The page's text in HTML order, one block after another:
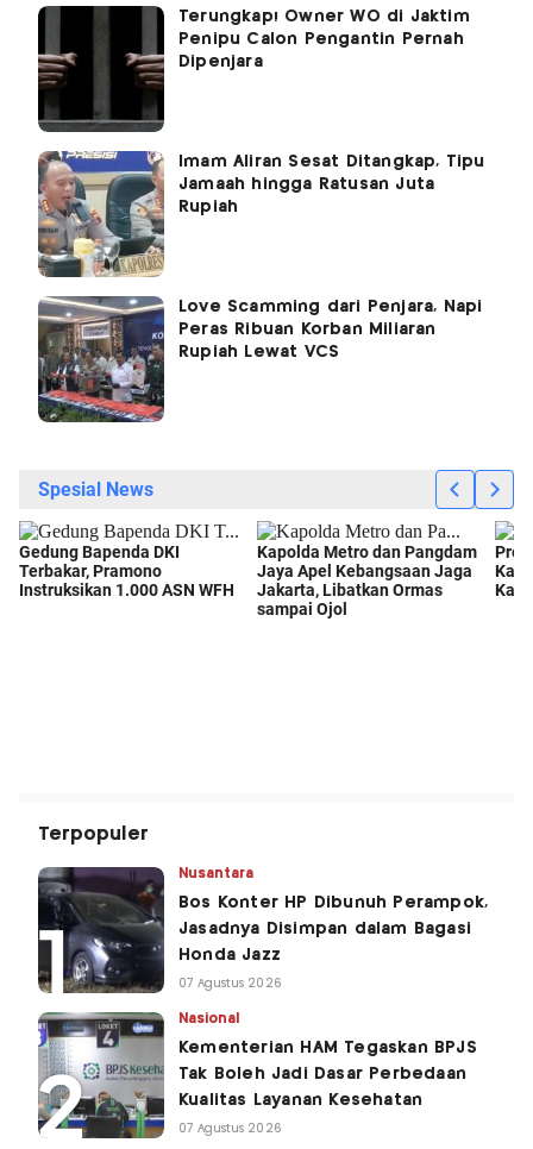
Terungkap! Owner WO di Jaktim
Penipu Calon Pengantin Pernah
Dipenjara
Imam Aliran Sesat Ditangkap, Tipu
Jamaah hingga Ratusan Juta
Rupiah
Love Scamming dari Penjara, Napi
Peras Ribuan Korban Miliaran
Rupiah Lewat VCS
Terpopuler
Nusantara
Bos Konter HP Dibunuh Perampok,
Jasadnya Disimpan dalam Bagasi
Honda Jazz
07 Agustus 2026
Nasional
Kementerian HAM Tegaskan BPJS
Tak Boleh Jadi Dasar Perbedaan
Kualitas Layanan Kesehatan
07 Agustus 2026